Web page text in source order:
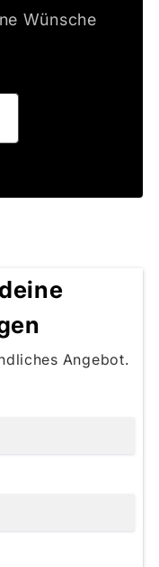
Wünsche
Angebot.